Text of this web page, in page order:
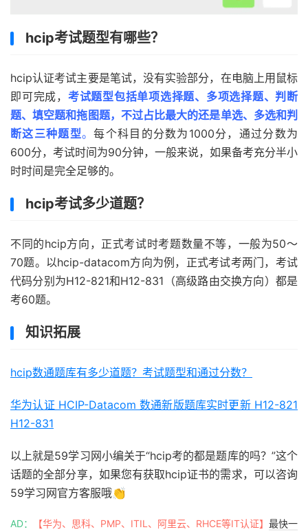
hcip考试题型有哪些？
hcip认证考试主要是笔试，没有实验部分，在电脑上用鼠标
即可完成， 考试题型包括单项选择题、多项选择题、判断
题、填空题和拖图题，不过占比最大的还是单选、多选和判
断这三种题型。每个科目的分数为1000分，通过分数为
600分，考试时间为90分钟，一般来说，如果备考充分半小
时时间是完全足够的。
hcip考试多少道题？
不同的hcip方向，正式考试时考题数量不等，一般为50～
70题。以hcip-datacom方向为例，正式考试考两门，考试
代码分别为H12-821和H12-831（高级路由交换方向）都是
考60题。
知识拓展
hcip数通题库有多少道题？考试题型和通过分数？
华为认证 HCIP-Datacom 数通新版题库实时更新 H12-821
H12-831
以上就是59学习网小编关于“hcip考的都是题库的吗？”这个
话题的全部分享，如果您有获取hcip证书的需求，可以咨询
59学习网官方客服哦👏
AD： 【华为、思科、PMP、ITIL、阿里云、RHCE等IT认证】 最快一